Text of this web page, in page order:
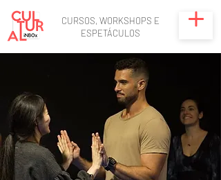
CURSOS, WORKSHOPS E
ESPETÁCULOS